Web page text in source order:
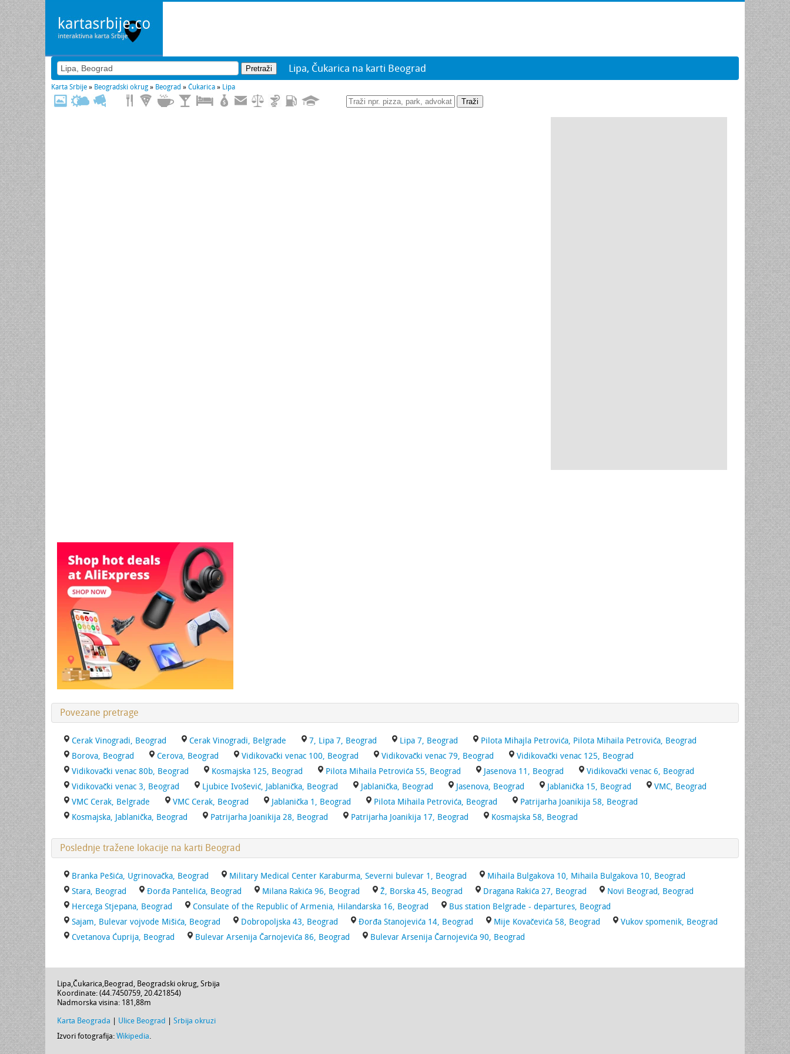
Lipa, Čukarica na karti Beograd
Karta Srbije » Beogradski okrug » Beograd » Čukarica » Lipa
Traži
Povezane pretrage
Cerak Vinogradi, Beograd Cerak Vinogradi, Belgrade 7, Lipa 7, Beograd Lipa 7, Beograd
Pilota Mihajla Petrovića, Pilota Mihaila Petrovića, Beograd
Borova, Beograd
Cerova, Beograd Vidikovački venac 100, Beograd Vidikovački venac 79, Beograd
Vidikovački venac 125, Beograd
Vidikovački venac 80b, Beograd
Kosmajska 125, Beograd Pilota Mihaila Petrovića 55, Beograd Jasenova 11, Beograd
Vidikovački venac 6, Beograd
Vidikovački venac 3, Beograd
Ljubice Ivošević, Jablanička, Beograd Jablanička, Beograd Jasenova, Beograd Jablanička 15, Beograd
VMC, Beograd
VMC Cerak, Belgrade
VMC Cerak, Beograd Jablanička 1, Beograd Pilota Mihaila Petrovića, Beograd
Patrijarha Joanikija 58, Beograd
Kosmajska, Jablanička, Beograd
Patrijarha Joanikija 28, Beograd Patrijarha Joanikija 17, Beograd Kosmajska 58, Beograd
Poslednje tražene lokacije na karti Beograd
Branka Pešića, Ugrinovačka, Beograd Military Medical Center Karaburma, Severni bulevar 1, Beograd
Mihaila Bulgakova 10, Mihaila Bulgakova 10, Beograd
Stara, Beograd
Đorđa Pantelića, Beograd Milana Rakića 96, Beograd Ž, Borska 45, Beograd Dragana Rakića 27, Beograd
Novi Beograd, Beograd
Hercega Stjepana, Beograd
Consulate of the Republic of Armenia, Hilandarska 16, Beograd
Bus station Belgrade - departures, Beograd
Sajam, Bulevar vojvode Mišića, Beograd
Dobropoljska 43, Beograd Đorđa Stanojevića 14, Beograd Mije Kovačevića 58, Beograd
Vukov spomenik, Beograd
Cvetanova Ćuprija, Beograd
Bulevar Arsenija Čarnojevića 86, Beograd Bulevar Arsenija Čarnojevića 90, Beograd
Lipa,Čukarica,Beograd, Beogradski okrug, Srbija
Koordinate: (44.7450759, 20.421854)
Nadmorska visina: 181,88m
Karta Beograda Ulice Beograd
Srbija okruzi
Izvori fotografija: Wikipedia.